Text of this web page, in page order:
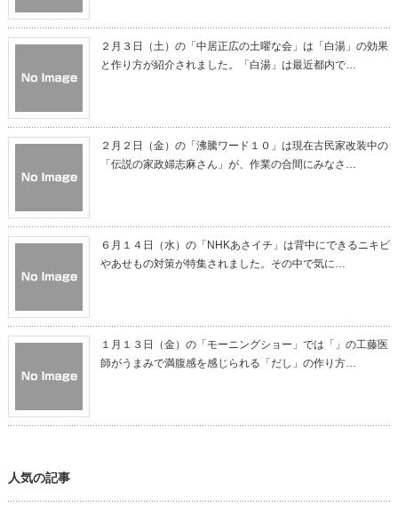
２月３日（土）の「中居正広の土曜な会」は「白湯」の効果
と作り方が紹介されました。「白湯」は最近都内で…
２月２日（金）の「沸騰ワード１０」は現在古民家改装中の
「伝説の家政婦志麻さん」が、作業の合間にみなさ…
６月１４日（水）の「NHKあさイチ」は背中にできるニキビ
やあせもの対策が特集されました。その中で気に…
１月１３日（金）の「モーニングショー」では「」の工藤医
師がうまみで満腹感を感じられる「だし」の作り方…
人気の記事